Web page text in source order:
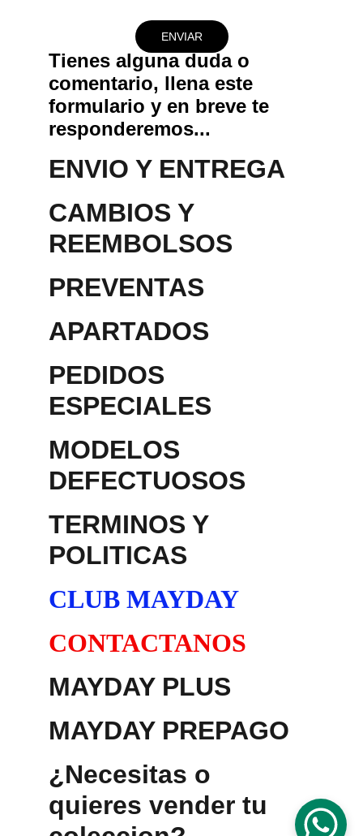
ENVIAR
Tienes alguna duda o
comentario, llena este
formulario y en breve te
responderemos...
ENVIO Y ENTREGA
CAMBIOS Y
REEMBOLSOS
PREVENTAS
APARTADOS
PEDIDOS
ESPECIALES
MODELOS
DEFECTUOSOS
TERMINOS Y
POLITICAS
CLUB MAYDAY
MAYDAY PLUS
MAYDAY PREPAGO
¿Necesitas o
quieres vender tu
CONTACTANOS